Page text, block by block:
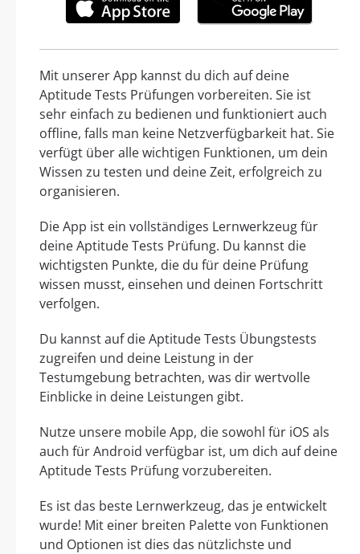
Mit unserer App kannst du dich auf deine
Aptitude Tests Prüfungen vorbereiten. Sie ist
sehr einfach zu bedienen und funktioniert auch
offline, falls man keine Netzverfügbarkeit hat. Sie
verfügt über alle wichtigen Funktionen, um dein
Wissen zu testen und deine Zeit, erfolgreich zu
organisieren.
Die App ist ein vollständiges Lernwerkzeug für
deine Aptitude Tests Prüfung. Du kannst die
wichtigsten Punkte, die du für deine Prüfung
wissen musst, einsehen und deinen Fortschritt
verfolgen.
Du kannst auf die Aptitude Tests Übungstests
zugreifen und deine Leistung in der
Testumgebung betrachten, was dir wertvolle
Einblicke in deine Leistungen gibt.
Nutze unsere mobile App, die sowohl für iOS als
auch für Android verfügbar ist, um dich auf deine
Aptitude Tests Prüfung vorzubereiten.
Es ist das beste Lernwerkzeug, das je entwickelt
wurde! Mit einer breiten Palette von Funktionen
und Optionen ist dies das nützlichste und